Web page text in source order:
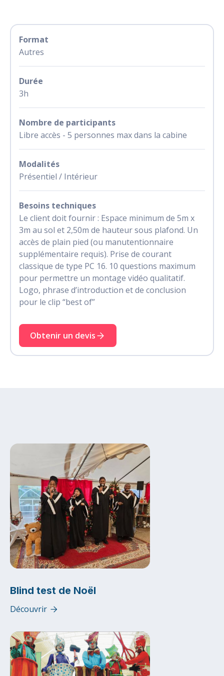
Format
Autres
Durée
3h
Nombre de participants
Libre accès - 5 personnes max dans la cabine
Modalités
Présentiel / Intérieur
Besoins techniques
Le client doit fournir : Espace minimum de 5m x
3m au sol et 2,50m de hauteur sous plafond. Un
accès de plain pied (ou manutentionnaire
supplémentaire requis). Prise de courant
classique de type PC 16. 10 questions maximum
pour permettre un montage vidéo qualitatif.
Logo, phrase d’introduction et de conclusion
pour le clip “best of”
Obtenir un devis
Blind test de Noël
Découvrir 